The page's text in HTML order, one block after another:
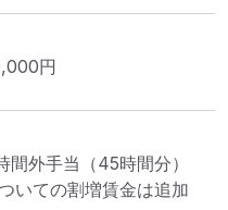
円
間外手当（45時間分）
いての割増賃金は追加